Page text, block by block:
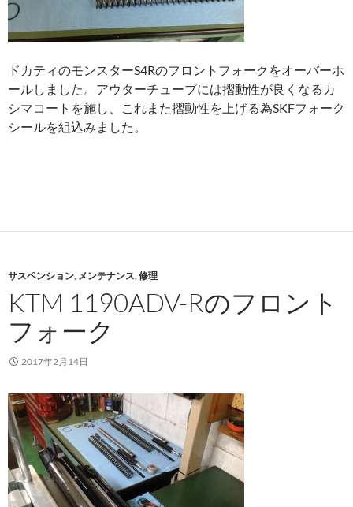
ドカティのモンスターS4Rのフロントフォークをオーバーホ
ールしました。アウターチューブには摺動性が良くなるカ
シマコートを施し、これまた摺動性を上げる為SKFフォーク
シールを組込みました。
サスペンション, メンテナンス,修理
KTM 1190ADV-Rのフロント
フォーク
2017年2月14日